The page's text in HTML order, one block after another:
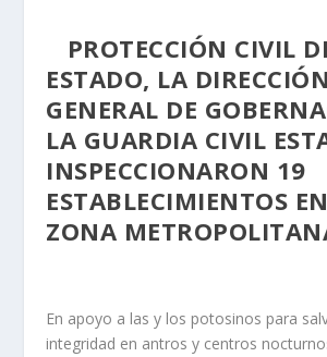
PROTECCIÓN CIVIL
ESTADO, LA DIRECCIÓN
GENERAL DE
LA GUARDIA CIVIL
INSPECCIONARON 19
ESTABLECIMIENTOS
ZONA
En apoyo a las y los potosinos para
integridad en antros y centros